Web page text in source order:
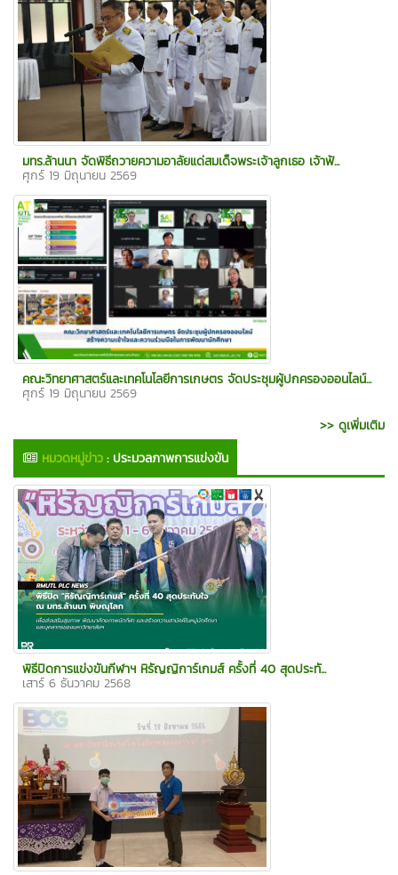
มทร.ล้านนา จัดพิธีถวายความอาลัยแด่สมเด็จพระเจ้าลูกเธอ เจ้าฟ้...
ศุกร์ 19 มิถุนายน 2569
คณะวิทยาศาสตร์และเทคโนโลยีการเกษตร จัดประชุมผู้ปกครองออนไลน์...
ศุกร์ 19 มิถุนายน 2569
>> ดูเพิ่มเติม
หมวดหมู่ข่าว: ประมวลภาพการแข่งขัน
พิธีปิดการแข่งขันกีฬาฯ หิรัญญิการ์เกมส์ ครั้งที่ 40 สุดประทั...
เสาร์ 6 ธันวาคม 2568